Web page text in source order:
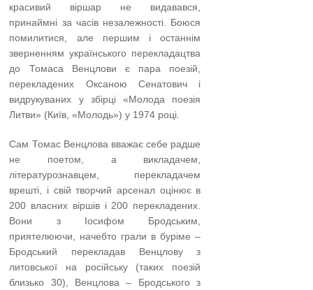
красивий віршар не видавався,
принаймні за часів незалежності. Боюся
помилитися, але першим і останнім
зверненням українського перекладацтва
до Томаса Венцлови є пара поезій,
перекладених Оксаною Сенатович і
видрукуваних у збірці «Молода поезія
Литви» (Київ, «Молодь») у 1974 році.
Сам Томас Венцлова вважає себе радше
не поетом, а викладачем,
літературознавцем, перекладачем
врешті, і свій творчий арсенал оцінює в
200 власних віршів і 200 перекладених.
Вони з Іосифом Бродським,
приятелюючи, начебто грали в буріме –
Бродський перекладав Венцлову з
литовської на російську (таких поезій
близько 30), Венцлова – Бродського з